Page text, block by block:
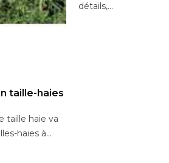
taille-haies
taille haie va
haies à...
détails,...